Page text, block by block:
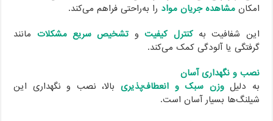
امکانمشاهده جریان موادرا به‌راحتی فراهم می‌کند.
این شفافیت بهکنترل کیفیتوتشخیص سریع مشکلاتمانند
گرفتگی یا آلودگی کمک می‌کند.
نصب و نگهداری آسان
به دلیلوزن سبک و انعطاف‌پذیریبالا، نصب و نگهداری این
شیلنگ‌ها بسیار آسان است.